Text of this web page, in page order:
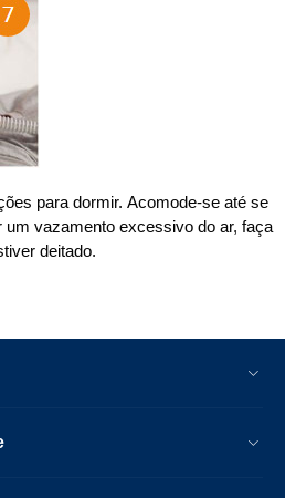
para dormir. Acomode-se até se
um vazamento excessivo do ar, faça
deitado.